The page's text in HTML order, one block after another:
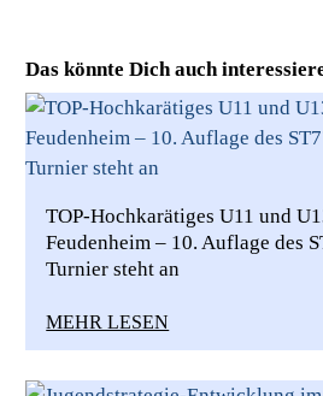
Das könnte Dich auch
TOP-Hochkarätiges U11 und
Feudenheim – 10. Auflage des
Turnier steht an
MEHR LESEN